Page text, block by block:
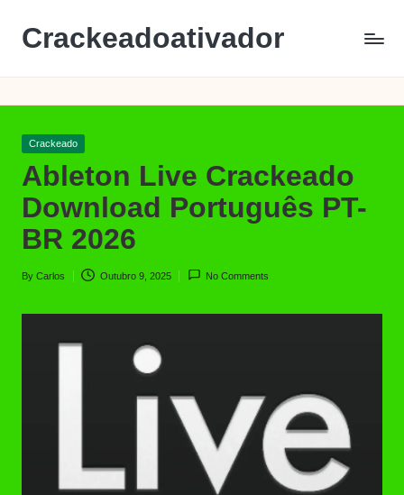
Skip
content
Crackeadoativador
Posted
Crackeado
Ableton Live Crackeado
Download Português PT-
BR 2026
Posted
By Carlos Outubro 9, 2025 No Comments